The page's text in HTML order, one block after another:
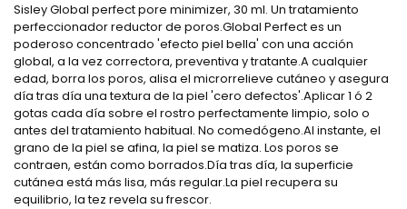
Sisley Global perfect pore minimizer, 30 ml. Un tratamiento
perfeccionador reductor de poros.Global Perfect es un
poderoso concentrado 'efecto piel bella' con una acción
global, a la vez correctora, preventiva y tratante.A cualquier
edad, borra los poros, alisa el microrrelieve cutáneo y asegura
día tras día una textura de la piel 'cero defectos'.Aplicar 1 ó 2
gotas cada día sobre el rostro perfectamente limpio, solo o
antes del tratamiento habitual. No comedógeno.Al instante, el
grano de la piel se afina, la piel se matiza. Los poros se
contraen, están como borrados.Día tras día, la superficie
cutánea está más lisa, más regular.La piel recupera su
equilibrio, la tez revela su frescor.